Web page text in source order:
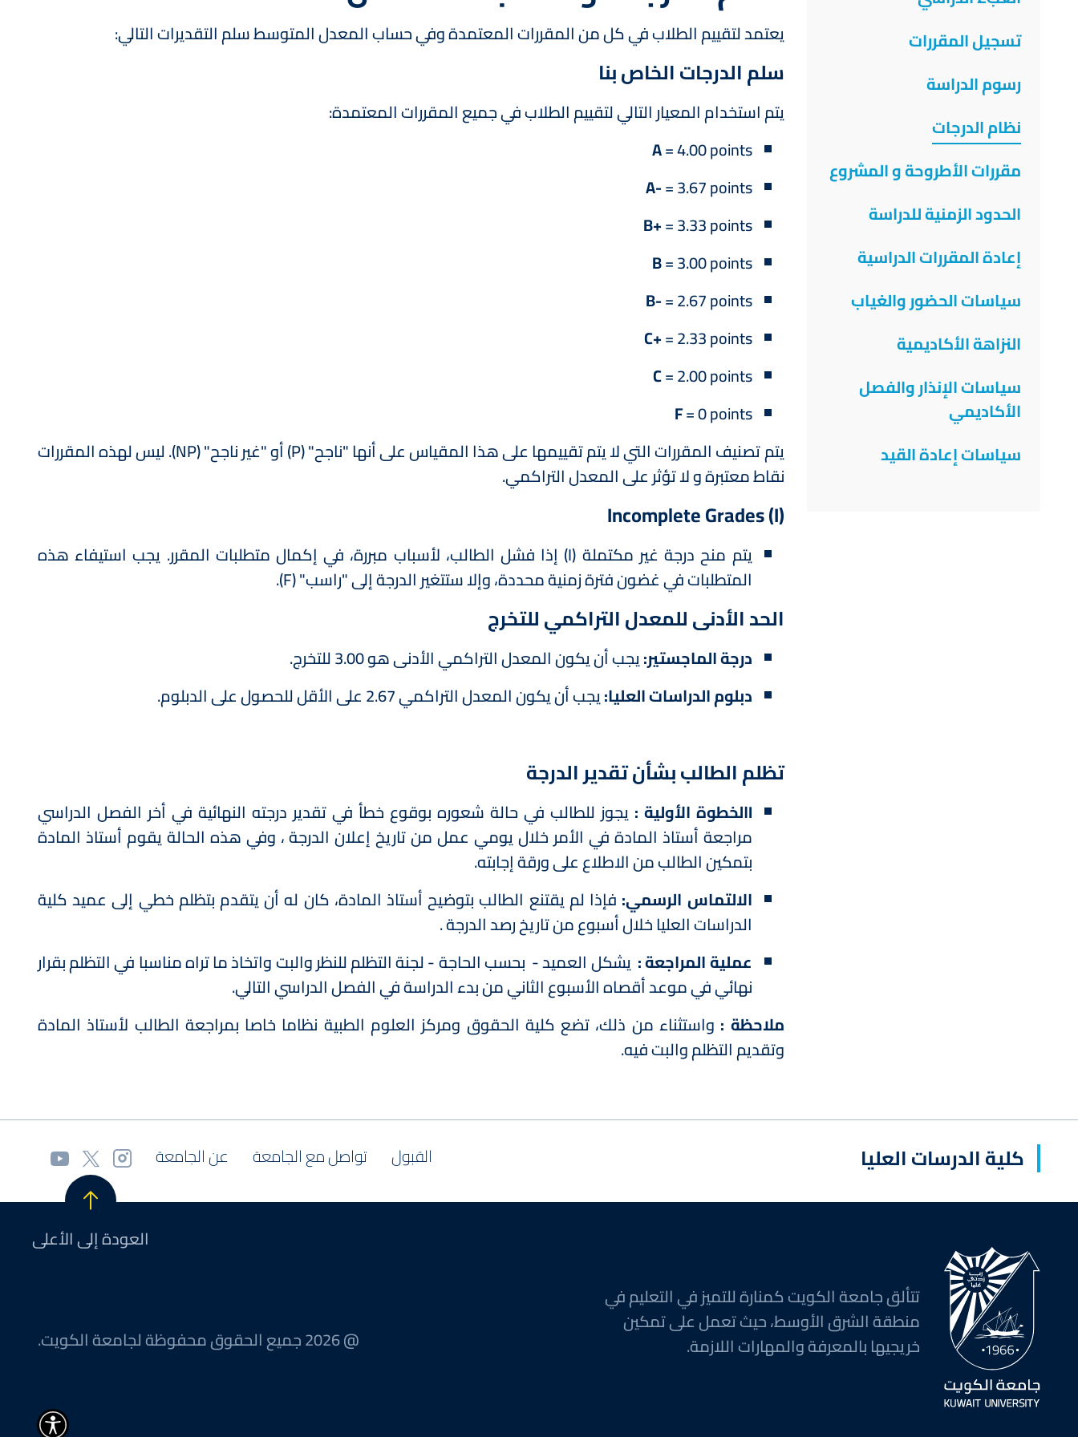
تسجيل المقررات
رسوم الدراسة
نظام الدرجات
مقررات الأطروحة و المشروع
الحدود الزمنية للدراسة
إعادة المقررات الدراسية
سياسات الحضور والغياب
النزاهة الأكاديمية
سياسات الإنذار والفصل
الأكاديمي
سياسات إعادة القيد
يعتمد لتقييم الطلاب في كل من المقررات المعتمدة وفي حساب المعدل المتوسط سلم التقديرات التالي:
سلم الدرجات الخاص بنا
يتم استخدام المعيار التالي لتقييم الطلاب في جميع المقررات المعتمدة:
A= 4.00 points
A-= 3.67 points
B+= 3.33 points
B= 3.00 points
B-= 2.67 points
C+= 2.33 points
C= 2.00 points
F= 0 points
يتم تصنيف المقررات التي لا يتم تقييمها على هذا المقياس على أنها "ناجح" (P) أو "غير ناجح" (NP). ليس لهذه المقررات
نقاط معتبرة و لا تؤثر على المعدل التراكمي.
Incomplete Grades (I)
يتم منح درجة غير مكتملة (I) إذا فشل الطالب، لأسباب مبررة، في إكمال متطلبات المقرر. يجب استيفاء هذه
المتطلبات في غضون فترة زمنية محددة، وإلا ستتغير الدرجة إلى "راسب" (F).
الحد الأدنى للمعدل التراكمي للتخرج
درجة الماجستير:يجب أن يكون المعدل التراكمي الأدنى هو 3.00 للتخرج.
دبلوم الدراسات العليا:يجب أن يكون المعدل التراكمي 2.67 على الأقل للحصول على الدبلوم.
تظلم الطالب بشأن تقدير الدرجة
Iالخطوة الأولية :
يجوز للطالب في حالة شعوره بوقوع خطأ في تقدير درجته النهائية في أخر الفصل الدراسي
مراجعة أستاذ المادة في الأمر خلال يومي عمل من تاريخ إعلان الدرجة ، وفي ھذه الحالة يقوم أستاذ المادة
بتمكين الطالب من الاطلاع على ورقة إجابته.
الالتماس الرسمي: فإذا لم يقتنع الطالب بتوضيح أستاذ المادة، كان له أن يتقدم بتظلم خطي إلى عمید كلیة
الدراسات العليا خلال أسبوع من تاريخ رصد الدرجة .
عملية المراجعة : يشكل العميد - بحسب الحاجة - لجنة التظلم للنظر والبت واتخاذ ما تراه مناسبا في التظلم بقرار
نهائي في موعد أقصاه الأسبوع الثاني من بدء الدراسة في الفصل الدراسي التالي.
ملاحظة : واستثناء من ذلك، تضع كلیة الحقوق ومركز العلوم الطبية نظاما خاصا بمراجعة الطالب لأستاذ المادة
وتقديم التظلم والبت فیه.
كلية الدرسات العليا القبول تواصل مع الجامعة عن الجامعة
العودة إلى الأعلى
تتألق جامعة الكويت كمنارة للتميز في التعليم في
منطقة الشرق الأوسط، حيث تعمل على تمكين
خريجيها بالمعرفة والمهارات اللازمة.
@ 2026 جميع الحقوق محفوظة لجامعة الكويت.